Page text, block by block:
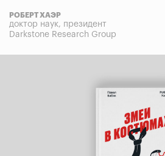
РОБЕРТ ХАЭР
доктор наук, президент
Darkstone Research Group